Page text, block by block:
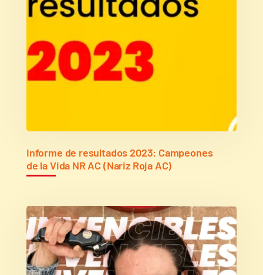
Informe de resultados 2023: Campeones
de la Vida NR AC (Nariz Roja AC)